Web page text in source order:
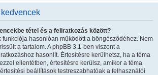
tétel és a feliratkozás között?
funkciója hasonlóan működött a böngésződéhez. Nem
a tartalom. A phpBB 3.1-ben viszont a
hasonlít. Értesítésre kerülhetsz, ha a téma
ellentétben, értesítésre kerülsz, amikor a téma
beállítások testreszabhatóak a felhasználói